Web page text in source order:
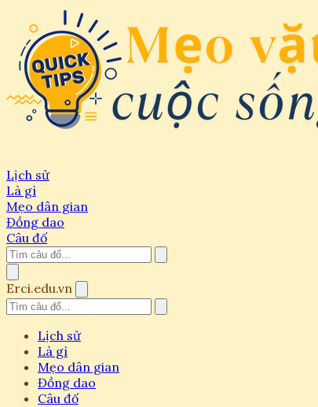
Lịch sử
Là gì
Mẹo dân gian
Đồng dao
Câu đố
Erci.edu.vn
Lịch sử
Là gì
Mẹo dân gian
Đồng dao
Câu đố